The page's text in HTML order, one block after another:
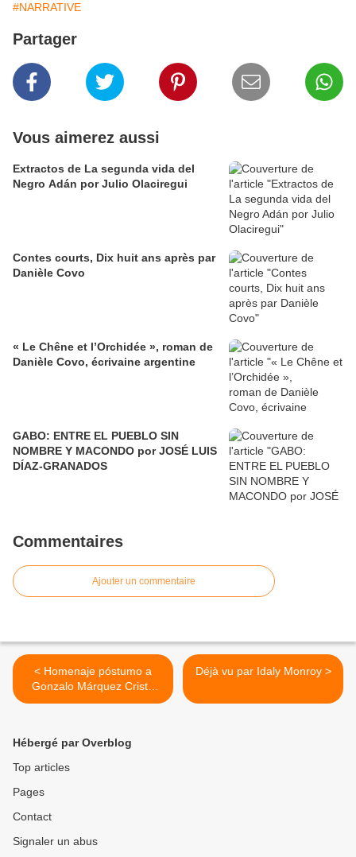
#NARRATIVE
Partager
Vous aimerez aussi
Extractos de La segunda vida del
Negro Adán por Julio Olaciregui
Contes courts, Dix huit ans après par
Danièle Covo
​​​​​​​« Le Chêne et l’Orchidée », roman de
Danièle Covo, écrivaine argentine
GABO: ENTRE EL PUEBLO SIN
NOMBRE Y MACONDO por JOSÉ LUIS
DÍAZ-GRANADOS
Commentaires
Ajouter un commentaire
< Homenaje póstumo a
Gonzalo Márquez Cristo
por Efer Arocha
Déjà vu par Idaly Monroy >
Hébergé par Overblog
Top articles
Pages
Contact
Signaler un abus